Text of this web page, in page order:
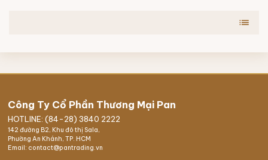
list
Công Ty Cổ Phần Thương Mại Pan
HOTLINE: (84-28) 3840 2222
142 đường B2, Khu đô thị Sala,
Phường An Khánh, TP. HCM
Email: contact@pantrading.vn